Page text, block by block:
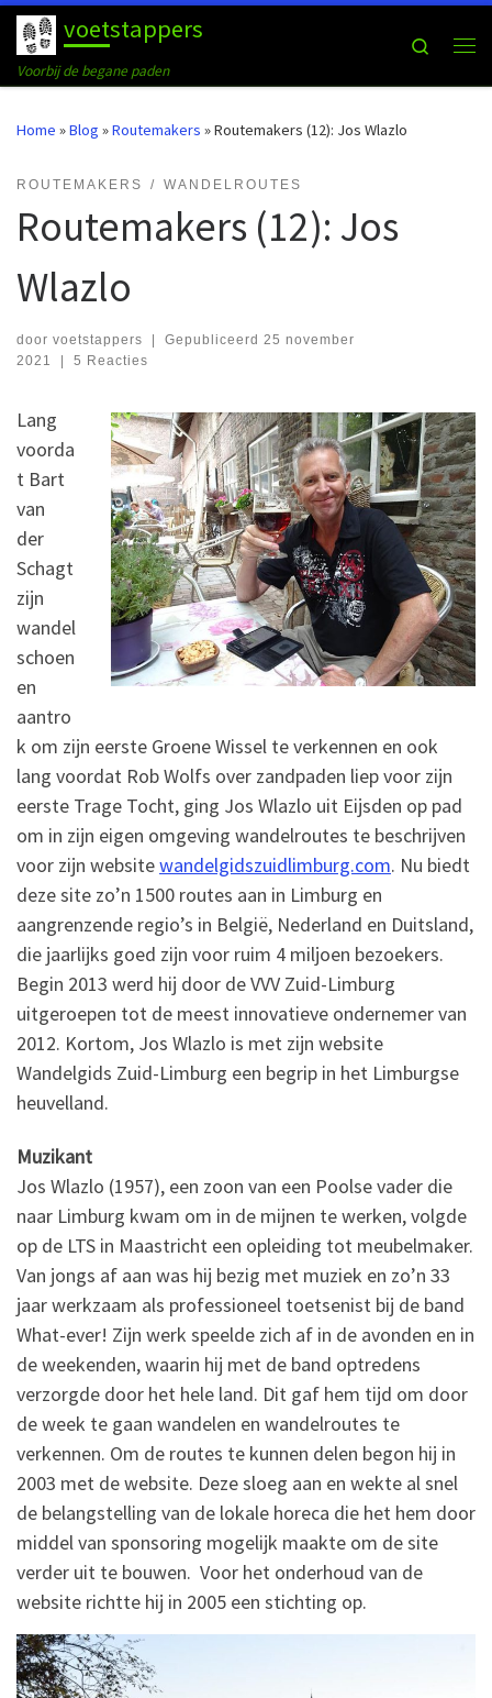
Ga naar inhoud
voetstappers
Voorbij de begane paden
Search
Home »Blog »Routemakers »Routemakers (12): Jos Wlazlo
ROUTEMAKERS WANDELROUTES
Routemakers (12): Jos
Wlazlo
door voetstappers | Gepubliceerd 25 november
2021
| 5 Reacties
Lang
voorda
t Bart
van
der
Schagt
zijn
wandel
schoen
en
aantro
k om zijn eerste Groene Wissel te verkennen en ook
lang voordat Rob Wolfs over zandpaden liep voor zijn
eerste Trage Tocht, ging Jos Wlazlo uit Eijsden op pad
om in zijn eigen omgeving wandelroutes te beschrijven
voor zijn websitewandelgidszuidlimburg.com. Nu biedt
deze site zo’n 1500 routes aan in Limburg en
aangrenzende regio’s in België, Nederland en Duitsland,
die jaarlijks goed zijn voor ruim 4 miljoen bezoekers.
Begin 2013 werd hij door de VVV Zuid-Limburg
uitgeroepen tot de meest innovatieve ondernemer van
2012. Kortom, Jos Wlazlo is met zijn website
Wandelgids Zuid-Limburg een begrip in het Limburgse
heuvelland.
Muzikant
Jos Wlazlo (1957), een zoon van een Poolse vader die
naar Limburg kwam om in de mijnen te werken, volgde
op de LTS in Maastricht een opleiding tot meubelmaker.
Van jongs af aan was hij bezig met muziek en zo’n 33
jaar werkzaam als professioneel toetsenist bij de band
What-ever! Zijn werk speelde zich af in de avonden en in
de weekenden, waarin hij met de band optredens
verzorgde door het hele land. Dit gaf hem tijd om door
de week te gaan wandelen en wandelroutes te
verkennen. Om de routes te kunnen delen begon hij in
2003 met de website. Deze sloeg aan en wekte al snel
de belangstelling van de lokale horeca die het hem door
middel van sponsoring mogelijk maakte om de site
verder uit te bouwen. Voor het onderhoud van de
website richtte hij in 2005 een stichting op.